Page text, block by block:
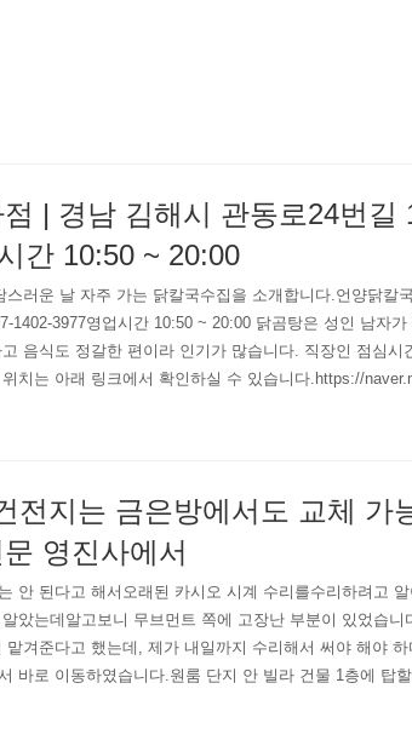
| 경남 김해시 관동로24번길
간 10:50 ~ 20:00
러운 날 자주 가는 닭칼국수집을 소개합니다.언양닭칼
1402-3977영업시간 10:50 ~ 20:00 닭곰탕은 성인 남자가
음식도 정갈한 편이라 인기가 많습니다. 직장인 점심시
치는 아래 링크에서 확인하실 수 있습니다.https://
문자리뷰 537 · 블로그리뷰 113m.place.naver.com 다음에
전지는 금은방에서도 교체 가
영진사에서
안 된다고 해서오래된 카시오 시계 수리를수리하려고
았는데알고보니 무브먼트 쪽에 고장난 부분이 있었습니
겨준다고 했는데, 제가 내일까지 수리해서 써야 해야 하
바로 이동하였습니다.원룸 단지 안 빌라 건물 1층에 탑
사가 샵인샵 느낌으로 있습니다.무브먼트 수리에는 약 30